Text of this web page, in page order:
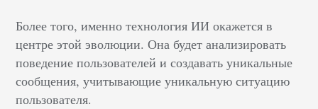
Более того, именно технология ИИ окажется в
центре этой эволюции. Она будет анализировать
поведение пользователей и создавать уникальные
сообщения, учитывающие уникальную ситуацию
пользователя.